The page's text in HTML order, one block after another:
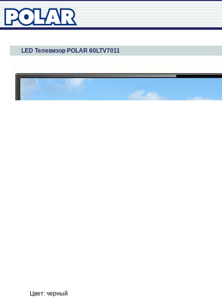
LED Телевизор POLAR 60LTV7011
Цвет: черный